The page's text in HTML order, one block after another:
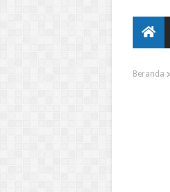
Beranda